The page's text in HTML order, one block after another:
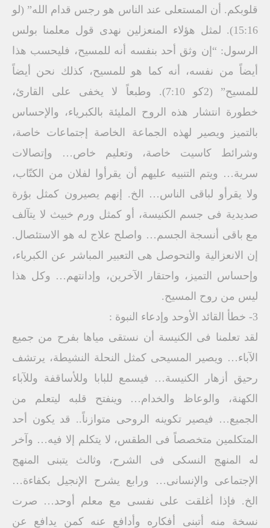
قلوبكم. أن المستعلى عند الناس هو رجس قدام الله” (لو
15:16). لمثل هؤلاء المنعزلين نهدى قول معلمنا بولس
الرسول: “إن وثق أحد بنفسه أنه للمسيح، فليحسب هذا
أيضاً من نفسه، أنه كما هو للمسيح، كذلك نحن أيضاً
للمسيح” (2كو 7:10). وطبعاً لا يخفى على القارئ،
خطورة انتشار هذه الروح المليئة بالكبرياء، والإحساس
بالتميز ويصير لهذه الجماعة الخاصة إجتماعات خاصة،
وشرائط كاسيت خاصة، وتعليم خاص… وإتصالات
سرية… ويتم التنبيه عليهم أن يقرأوا لفلان من الكتّاب،
ولا يقرأو لباقى الناس… الخ. إنهم يصيرون كمثل بؤرة
صديدية فى جسم الكنيسة، أو كمثل ورم خبيث لا يتآلف
مع باقى أنسجة الجسم… واصلح علاج له هو الاستئصال.
إن الانعزالية والتحوصل هى التعبير المباشر عن الكبرياء،
وإحساس التميز، واحتقار الآخرين، وإدانتهم… وكل هذا
ليس من روح المسيح.
3- خطأ القائد الأوحد وإدعاء النبوة :
لقد تعلمنا فى الكنيسة أن نستقى مياها بفرح من جميع
الآباء… ويصير المسيحى كمثل النحلة النشيطة، يرتشف
رحيق أزهار الكنيسة… فيسمع للبابا وللأساقفة وللآباء
الكهنة، والوعاظ والخدام… وينفتح قلبه ليتعلم من
الجميع… فيصير تكوينه الروحى متوازناً.. قد يكون أحد
المتكلمين متخصصاً فى الطقس، لا يتكلم إلا فيه… وآخر
له المنهج النسكى فى الشرح، وثالث يتبنى المنهج
الإجتماعى والإنسانى… ورابع يشرح الإنجيل بكفاءة…
الخ. فإذا أغلقت على نفسى مع معلم أوحد… صرت
نسخة منه أتبنى أفكاره وأدافع عنه كمن يدافع عن